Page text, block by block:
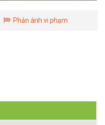
Phản ánh vi phạm